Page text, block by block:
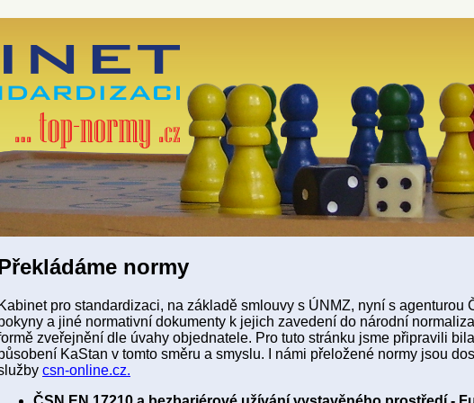
normy
pro standardizaci, na základě smlouvy s ÚNMZ, nyní s agenturou
a jiné normativní dokumenty k jejich zavedení do národní
zveřejnění dle úvahy objednatele. Pro tuto stránku jsme připravili
KaStan v tomto směru a smyslu. I námi přeložené normy jsou
csn-online.cz.